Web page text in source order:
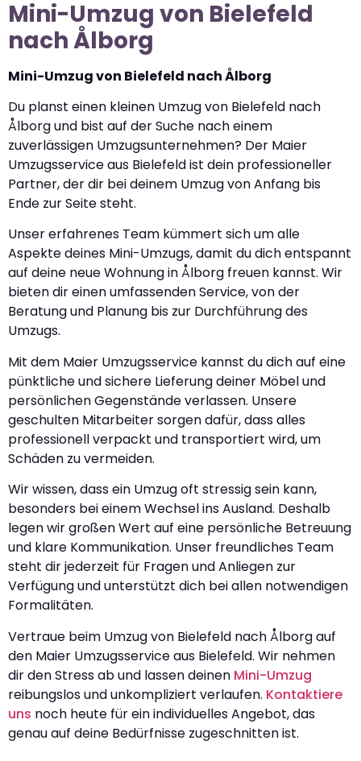
Mini-Umzug von Bielefeld
nach Ålborg
Mini-Umzug von Bielefeld nach Ålborg
Du planst einen kleinen Umzug von Bielefeld nach
Ålborg und bist auf der Suche nach einem
zuverlässigen Umzugsunternehmen? Der Maier
Umzugsservice aus Bielefeld ist dein professioneller
Partner, der dir bei deinem Umzug von Anfang bis
Ende zur Seite steht.
Unser erfahrenes Team kümmert sich um alle
Aspekte deines Mini-Umzugs, damit du dich entspannt
auf deine neue Wohnung in Ålborg freuen kannst. Wir
bieten dir einen umfassenden Service, von der
Beratung und Planung bis zur Durchführung des
Umzugs.
Mit dem Maier Umzugsservice kannst du dich auf eine
pünktliche und sichere Lieferung deiner Möbel und
persönlichen Gegenstände verlassen. Unsere
geschulten Mitarbeiter sorgen dafür, dass alles
professionell verpackt und transportiert wird, um
Schäden zu vermeiden.
Wir wissen, dass ein Umzug oft stressig sein kann,
besonders bei einem Wechsel ins Ausland. Deshalb
legen wir großen Wert auf eine persönliche Betreuung
und klare Kommunikation. Unser freundliches Team
steht dir jederzeit für Fragen und Anliegen zur
Verfügung und unterstützt dich bei allen notwendigen
Formalitäten.
Vertraue beim Umzug von Bielefeld nach Ålborg auf
den Maier Umzugsservice aus Bielefeld. Wir nehmen
dir den Stress ab und lassen deinen Mini-Umzug
reibungslos und unkompliziert verlaufen. Kontaktiere
uns noch heute für ein individuelles Angebot, das
genau auf deine Bedürfnisse zugeschnitten ist.